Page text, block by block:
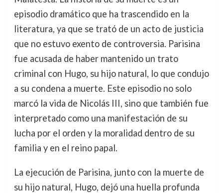
episodio dramático que ha trascendido en la
literatura, ya que se trató de un acto de justicia
que no estuvo exento de controversia. Parisina
fue acusada de haber mantenido un trato
criminal con Hugo, su hijo natural, lo que condujo
a su condena a muerte. Este episodio no solo
marcó la vida de Nicolás III, sino que también fue
interpretado como una manifestación de su
lucha por el orden y la moralidad dentro de su
familia y en el reino papal.
La ejecución de Parisina, junto con la muerte de
su hijo natural, Hugo, dejó una huella profunda